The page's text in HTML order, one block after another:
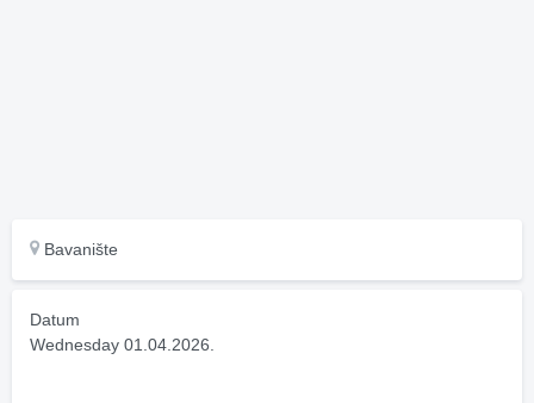
Bavanište
Datum
Wednesday 01.04.2026.